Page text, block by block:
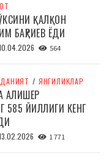
ҚАЛҚОН
БАҲРИЕВ ЁДИ
564
/ ЯНГИЛИКЛАР
АЛИШЕР
585 ЙИЛЛИГИ КЕНГ
1 771